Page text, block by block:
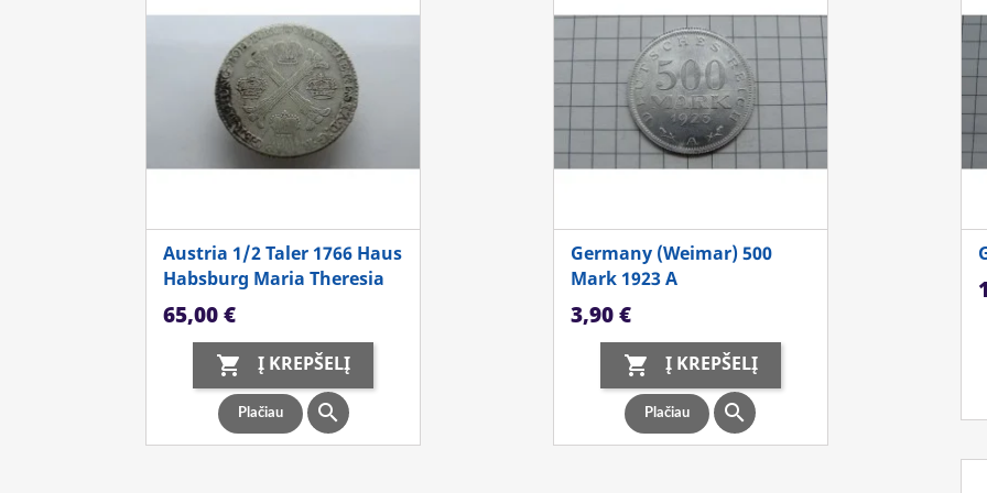
Austria 1/2 Taler 1766 Haus
Habsburg Maria Theresia
Kaina
65,00 €
 Į KREPŠELĮ
Plačiau 
Germany (Weimar) 500
Mark 1923 A
Kaina
3,90 €
 Į KREPŠELĮ
Plačiau 